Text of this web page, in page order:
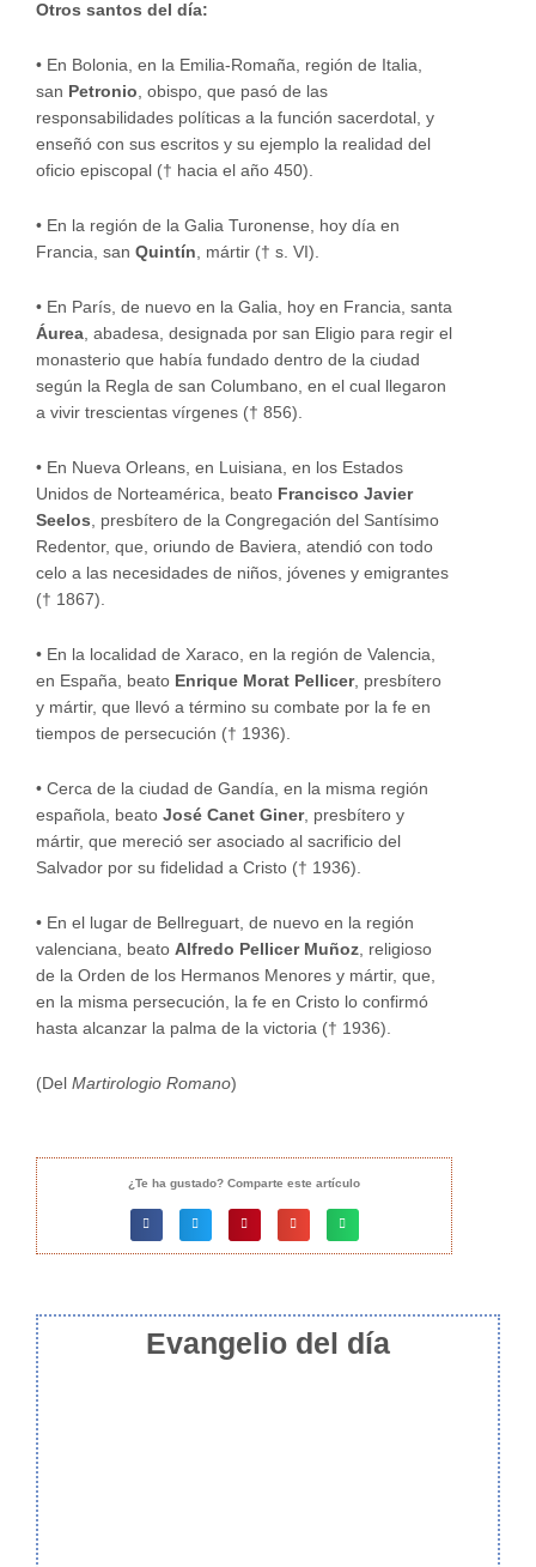
Otros santos del día:
• En Bolonia, en la Emilia-Romaña, región de Italia,
san Petronio, obispo, que pasó de las
responsabilidades políticas a la función sacerdotal, y
enseñó con sus escritos y su ejemplo la realidad del
oficio episcopal († hacia el año 450).
• En la región de la Galia Turonense, hoy día en
Francia, san Quintín , mártir († s. VI).
• En París, de nuevo en la Galia, hoy en Francia, santa
Áurea , abadesa, designada por san Eligio para regir el
monasterio que había fundado dentro de la ciudad
según la Regla de san Columbano, en el cual llegaron
a vivir trescientas vírgenes († 856).
• En Nueva Orleans, en Luisiana, en los Estados
Unidos de Norteamérica, beato Francisco Javier
Seelos , presbítero de la Congregación del Santísimo
Redentor, que, oriundo de Baviera, atendió con todo
celo a las necesidades de niños, jóvenes y emigrantes
(† 1867).
• En la localidad de Xaraco, en la región de Valencia,
en España, beato Enrique Morat Pellicer, presbítero
y mártir, que llevó a término su combate por la fe en
tiempos de persecución († 1936).
• Cerca de la ciudad de Gandía, en la misma región
española, beato José Canet Giner, presbítero y
mártir, que mereció ser asociado al sacrificio del
Salvador por su fidelidad a Cristo († 1936).
• En el lugar de Bellreguart, de nuevo en la región
valenciana, beato Alfredo Pellicer Muñoz , religioso
de la Orden de los Hermanos Menores y mártir, que,
en la misma persecución, la fe en Cristo lo confirmó
hasta alcanzar la palma de la victoria († 1936).
(Del Martirologio Romano)
¿Te ha gustado? Comparte este artículo
Evangelio del día